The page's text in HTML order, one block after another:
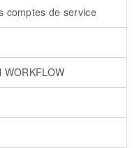
comptes de service